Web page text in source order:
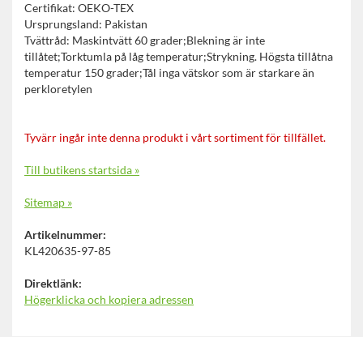
Certifikat: OEKO-TEX
Ursprungsland: Pakistan
Tvättråd: Maskintvätt 60 grader;Blekning är inte
tillåtet;Torktumla på låg temperatur;Strykning. Högsta tillåtna
temperatur 150 grader;Tål inga vätskor som är starkare än
perkloretylen
Tyvärr ingår inte denna produkt i vårt sortiment för tillfället.
Till butikens startsida »
Sitemap »
Artikelnummer:
KL420635-97-85
Direktlänk:
Högerklicka och kopiera adressen